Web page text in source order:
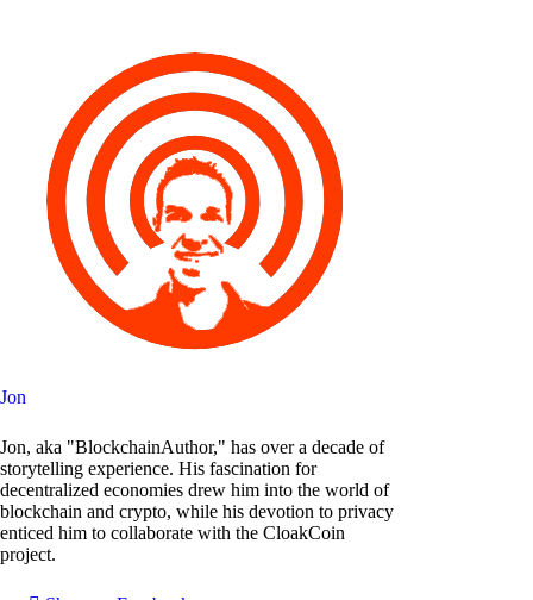
Jon
Jon, aka "BlockchainAuthor," has over a decade of
storytelling experience. His fascination for
decentralized economies drew him into the world of
blockchain and crypto, while his devotion to privacy
enticed him to collaborate with the CloakCoin
project.